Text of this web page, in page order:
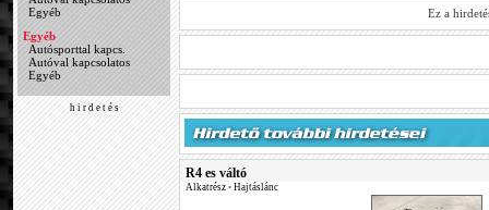
Egyéb
Egyéb
Autósporttal kapcs.
Autóval kapcsolatos
Egyéb
h i r d e t é s
Ez a
R4 es váltó
Alkatrész • Hajtáslánc